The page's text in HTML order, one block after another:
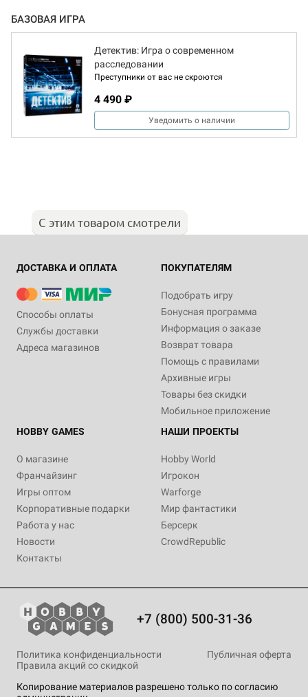
БАЗОВАЯ ИГРА
Детектив: Игра о современном
расследовании
Преступники от вас не скроются
4 490 ₽
Уведомить о наличии
С этим товаром смотрели
ДОСТАВКА И ОПЛАТА
Способы оплаты
Службы доставки
Адреса магазинов
ПОКУПАТЕЛЯМ
Подобрать игру
Бонусная программа
Информация о заказе
Возврат товара
Помощь с правилами
Архивные игры
Товары без скидки
Мобильное приложение
HOBBY GAMES
О магазине
Франчайзинг
Игры оптом
Корпоративные подарки
Работа у нас
Новости
Контакты
НАШИ ПРОЕКТЫ
Hobby World
Игрокон
Warforge
Мир фантастики
Берсерк
CrowdRepublic
+7 (800) 500-31-36
Копирование материалов разрешено только по согласию
Политика конфиденциальности
Публичная оферта
Правила акций со скидкой